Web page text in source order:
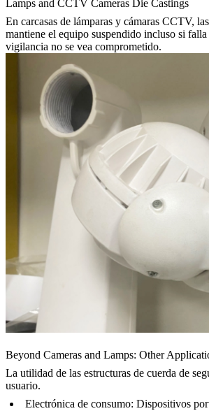
Lamps and CCTV Cameras Die Castings
En carcasas de lámparas y cámaras CCTV,
mantiene el equipo suspendido incluso si
vigilancia no se vea comprometido.
Beyond Cameras and Lamps: Other
La utilidad de las estructuras de cuerda de
usuario.
Electrónica de consumo: Dispositivos